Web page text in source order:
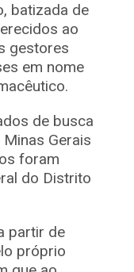
batizada de
ao
gestores
em nome
de busca
Gerais
foram
do Distrito
partir de
próprio